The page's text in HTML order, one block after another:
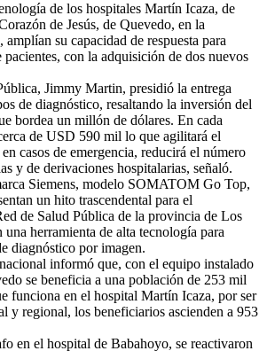
de los hospitales Martín Icaza, de
de Jesús, de Quevedo, en la
su capacidad de respuesta para
pacientes, con la adquisición de dos nuevos
Jimmy Martin, presidió la entrega
de diagnóstico, resaltando la inversión del
bordea un millón de dólares. En cada
de USD 590 mil lo que agilitará el
casos de emergencia, reducirá el número
y de derivaciones hospitalarias, señaló.
Siemens, modelo SOMATOM Go Top,
un hito trascendental para el
de Salud Pública de la provincia de Los
herramienta de alta tecnología para
diagnóstico por imagen.
informó que, con el equipo instalado
se beneficia a una población de 253 mil
funciona en el hospital Martín Icaza, por ser
y regional, los beneficiarios ascienden a 953
en el hospital de Babahoyo, se reactivaron